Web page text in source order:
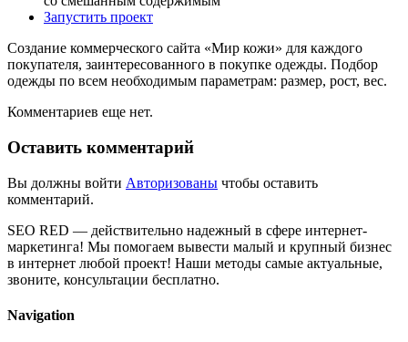
Запустить проект
Создание коммерческого сайта «Мир кожи» для каждого
покупателя, заинтересованного в покупке одежды. Подбор
одежды по всем необходимым параметрам: размер, рост, вес.
Комментариев еще нет.
Оставить комментарий
Вы должны войти Авторизованы чтобы оставить
комментарий.
SEO RED — действительно надежный в сфере интернет-
маркетинга! Мы помогаем вывести малый и крупный бизнес
в интернет любой проект! Наши методы самые актуальные,
звоните, консультации бесплатно.
Navigation